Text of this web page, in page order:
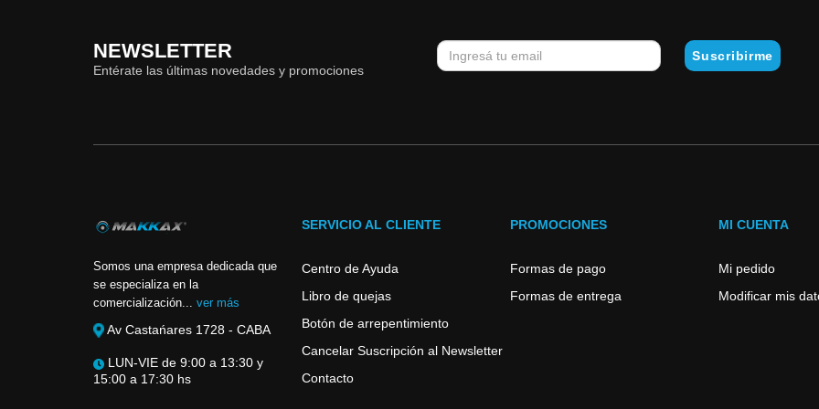
NEWSLETTER
Entérate las últimas novedades y promociones
Somos una empresa dedicada que
se especializa en la
comercialización... ver más
Av Castańares 1728 - CABA
LUN-VIE de 9:00 a 13:30 y
15:00 a 17:30 hs
SERVICIO AL CLIENTE
Centro de Ayuda
Libro de quejas
Botón de arrepentimiento
Cancelar Suscripción al Newsletter
Contacto
PROMOCIONES
Formas de pago
Formas de entrega
MI CUENTA
Mi pedido
Modificar mis